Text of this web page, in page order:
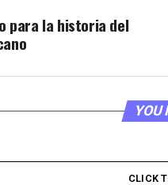
para la historia del
YOU
CLICK